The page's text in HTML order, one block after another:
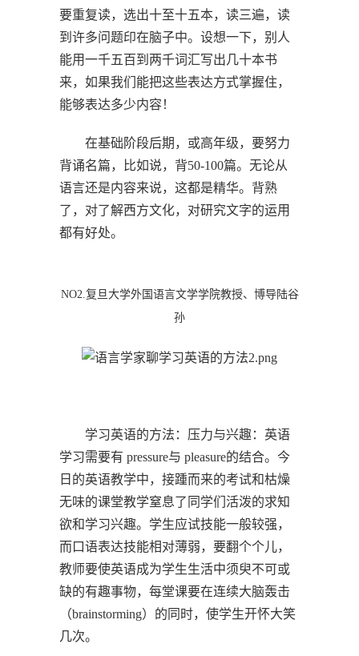
要重复读，选出十至十五本，读三遍，读
到许多问题印在脑子中。设想一下，别人
能用一千五百到两千词汇写出几十本书
来，如果我们能把这些表达方式掌握住，
能够表达多少内容！
在基础阶段后期，或高年级，要努力
背诵名篇，比如说，背50-100篇。无论从
语言还是内容来说，这都是精华。背熟
了，对了解西方文化，对研究文字的运用
都有好处。
NO2.复旦大学外国语言文学学院教授、博导陆谷
孙
学习英语的方法：压力与兴趣：英语
学习需要有 pressure与 pleasure的结合。今
日的英语教学中，接踵而来的考试和枯燥
无味的课堂教学窒息了同学们活泼的求知
欲和学习兴趣。学生应试技能一般较强，
而口语表达技能相对薄弱，要翻个个儿，
教师要使英语成为学生生活中须臾不可或
缺的有趣事物，每堂课要在连续大脑轰击
（brainstorming）的同时，使学生开怀大笑
几次。